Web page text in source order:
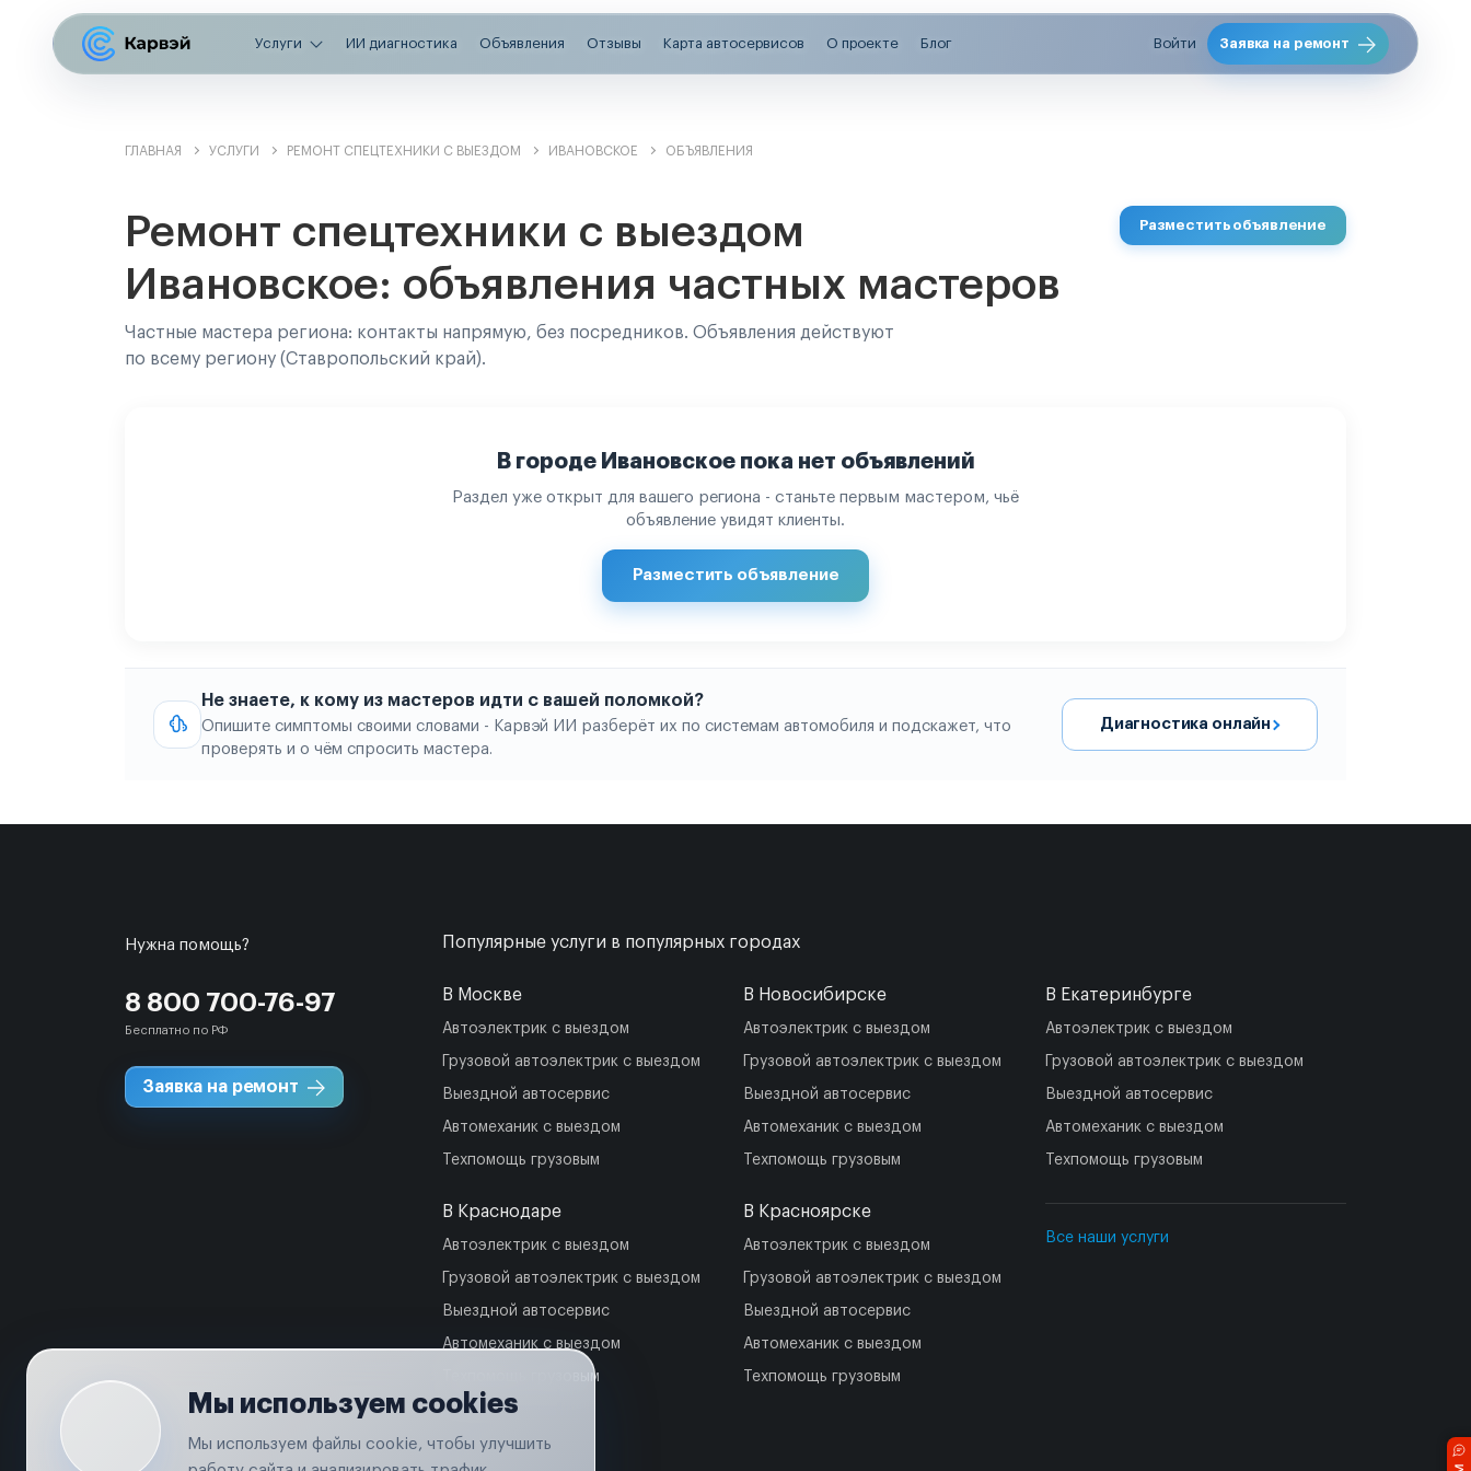
Услуги ИИ диагностика Объявления Отзывы Карта автосервисов О проекте Блог Войти Заявка на ремонт
ГЛАВНАЯ УСЛУГИ РЕМОНТ СПЕЦТЕХНИКИ С ВЫЕЗДОМ ИВАНОВСКОЕ ОБЪЯВЛЕНИЯ
Ремонт спецтехники с выездом
Ивановское: объявления частных мастеров
Частные мастера региона: контакты напрямую, без посредников. Объявления действуют
по всему региону (Ставропольский край).
Разместить объявление
В городе Ивановское пока нет объявлений
Раздел уже открыт для вашего региона - станьте первым мастером, чьё
объявление увидят клиенты.
Разместить объявление
Не знаете, к кому из мастеров идти с вашей поломкой?
Опишите симптомы своими словами - Карвэй ИИ разберёт их по системам автомобиля и подскажет, что
проверять и о чём спросить мастера.
Диагностика онлайн
Нужна помощь?
8 800 700-76-97
Бесплатно по РФ
Заявка на ремонт
Популярные услуги в популярных городах
В Москве
Автоэлектрик с выездом
Грузовой автоэлектрик с выездом
Выездной автосервис
Автомеханик с выездом
Техпомощь грузовым
В Краснодаре
Автоэлектрик с выездом
Грузовой автоэлектрик с выездом
Выездной автосервис
Автомеханик с выездом
Техпомощь грузовым
В Новосибирске
Автоэлектрик с выездом
Грузовой автоэлектрик с выездом
Выездной автосервис
Автомеханик с выездом
Техпомощь грузовым
В Красноярске
Автоэлектрик с выездом
Грузовой автоэлектрик с выездом
Выездной автосервис
Автомеханик с выездом
Техпомощь грузовым
В Екатеринбурге
Автоэлектрик с выездом
Грузовой автоэлектрик с выездом
Выездной автосервис
Автомеханик с выездом
Техпомощь грузовым
Все наши услуги
Мы используем cookies
Мы используем файлы cookie, чтобы улучшить